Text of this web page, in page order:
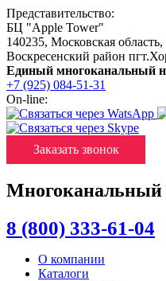
Представительство:
БЦ "Apple Tower"
140235, Московская область,
Воскресенский район
Единый многоканальный
+7 (925) 084-51-31
On-line:
Заказать звонок
Многоканальный
8 (800) 333-61-04
О компании
Каталоги